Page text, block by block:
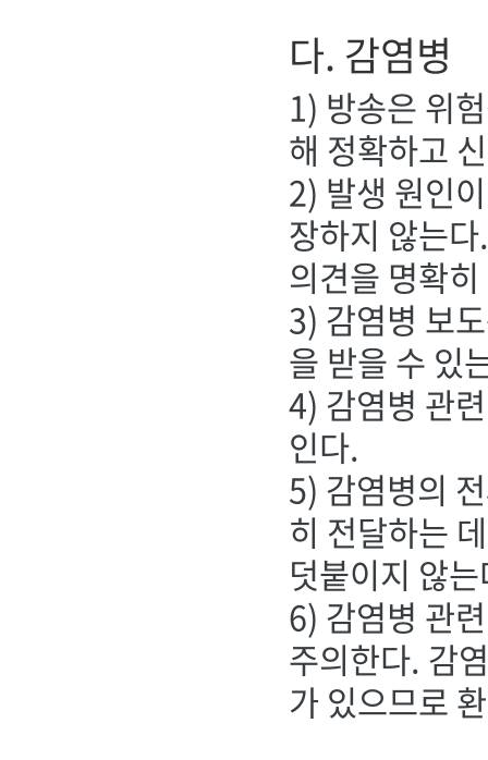
다. 감염병
1) 방송은 위
해 정확하고
2) 발생 원인
장하지 않는
의견을 명확
3) 감염병 보
을 받을 수 있
4) 감염병 관
인다.
5) 감염병의
히 전달하는
덧붙이지 않
6) 감염병 관
주의한다. 감
가 있으므로